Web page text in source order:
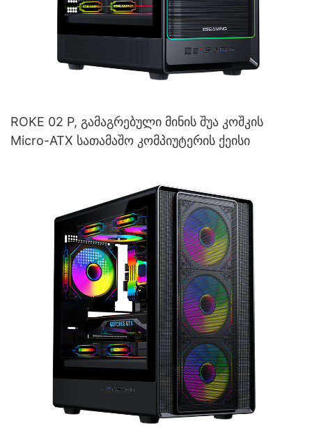
ROKE 02 P, გამაგრებული მინის შუა კოშკის
Micro-ATX სათამაშო კომპიუტერის ქეისი